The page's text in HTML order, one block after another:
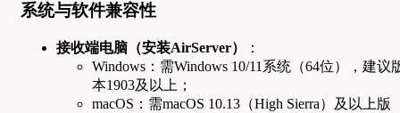
系统与软件兼容性
接收端电脑（安装AirServer）
：
Windows：需Windows 10/11系统（64位），建议
本1903及以上；
macOS：需macOS 10.13（High Sierra）及以上版